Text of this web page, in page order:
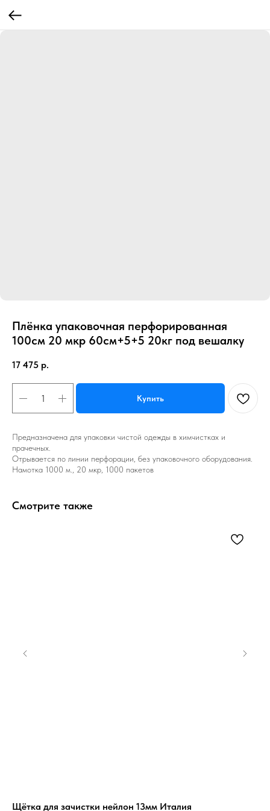
Плёнка упаковочная перфорированная
100см 20 мкр 60см+5+5 20кг под вешалку
17 475 р.
Купить
Предназначена для упаковки чистой одежды в химчистках и
прачечных.
Отрывается по линии перфорации, без упаковочного оборудования.
Намотка 1000 м., 20 мкр, 1000 пакетов
Смотрите также
Щётка для зачистки нейлон 13мм Италия